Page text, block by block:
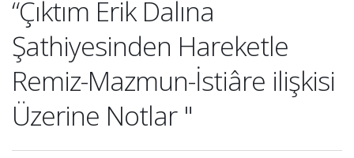
“Çıktım Erik Dalına
Şathiyesinden Hareketle
Remiz-Mazmun-İstiâre ilişkisi
Üzerine Notlar "